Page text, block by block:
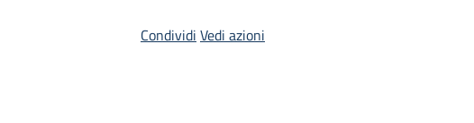
Condividi Vedi azioni